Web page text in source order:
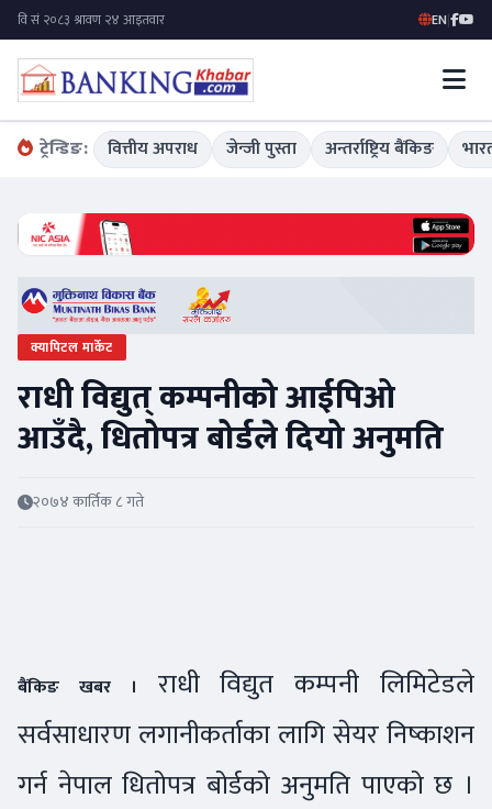
EN|
ट्रेन्डिङ: वित्तीय अपराध जेन्जी पुस्ता अन्तर्राष्ट्रिय बैंकिङ
क्यापिटल मार्केट
राधी विद्युत् कम्पनीको आईपिओ
आउँदै, धितोपत्र बोर्डले दियो अनुमति
२०७४ कार्तिक ८ गते
बैंकिङ खबर ।
राधी विद्युत कम्पनी लिमिटेडले
सर्वसाधारण लगानीकर्ताका लागि सेयर निष्काशन
गर्न नेपाल धितोपत्र बोर्डको अनुमति पाएको छ ।